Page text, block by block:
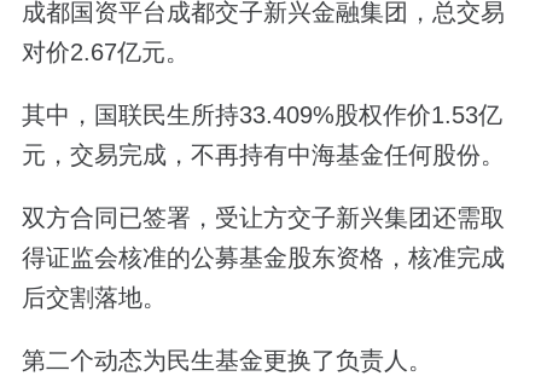
成都国资平台成都交子新兴金融集团，总交易
对价2.67亿元。
其中，国联民生所持33.409%股权作价1.53亿
元，交易完成，不再持有中海基金任何股份。
双方合同已签署，受让方交子新兴集团还需取
得证监会核准的公募基金股东资格，核准完成
后交割落地。
第二个动态为民生基金更换了负责人。